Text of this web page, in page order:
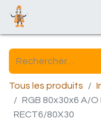
Tous les produits
RGB 80x30x6 A/O
RECT6/80X30